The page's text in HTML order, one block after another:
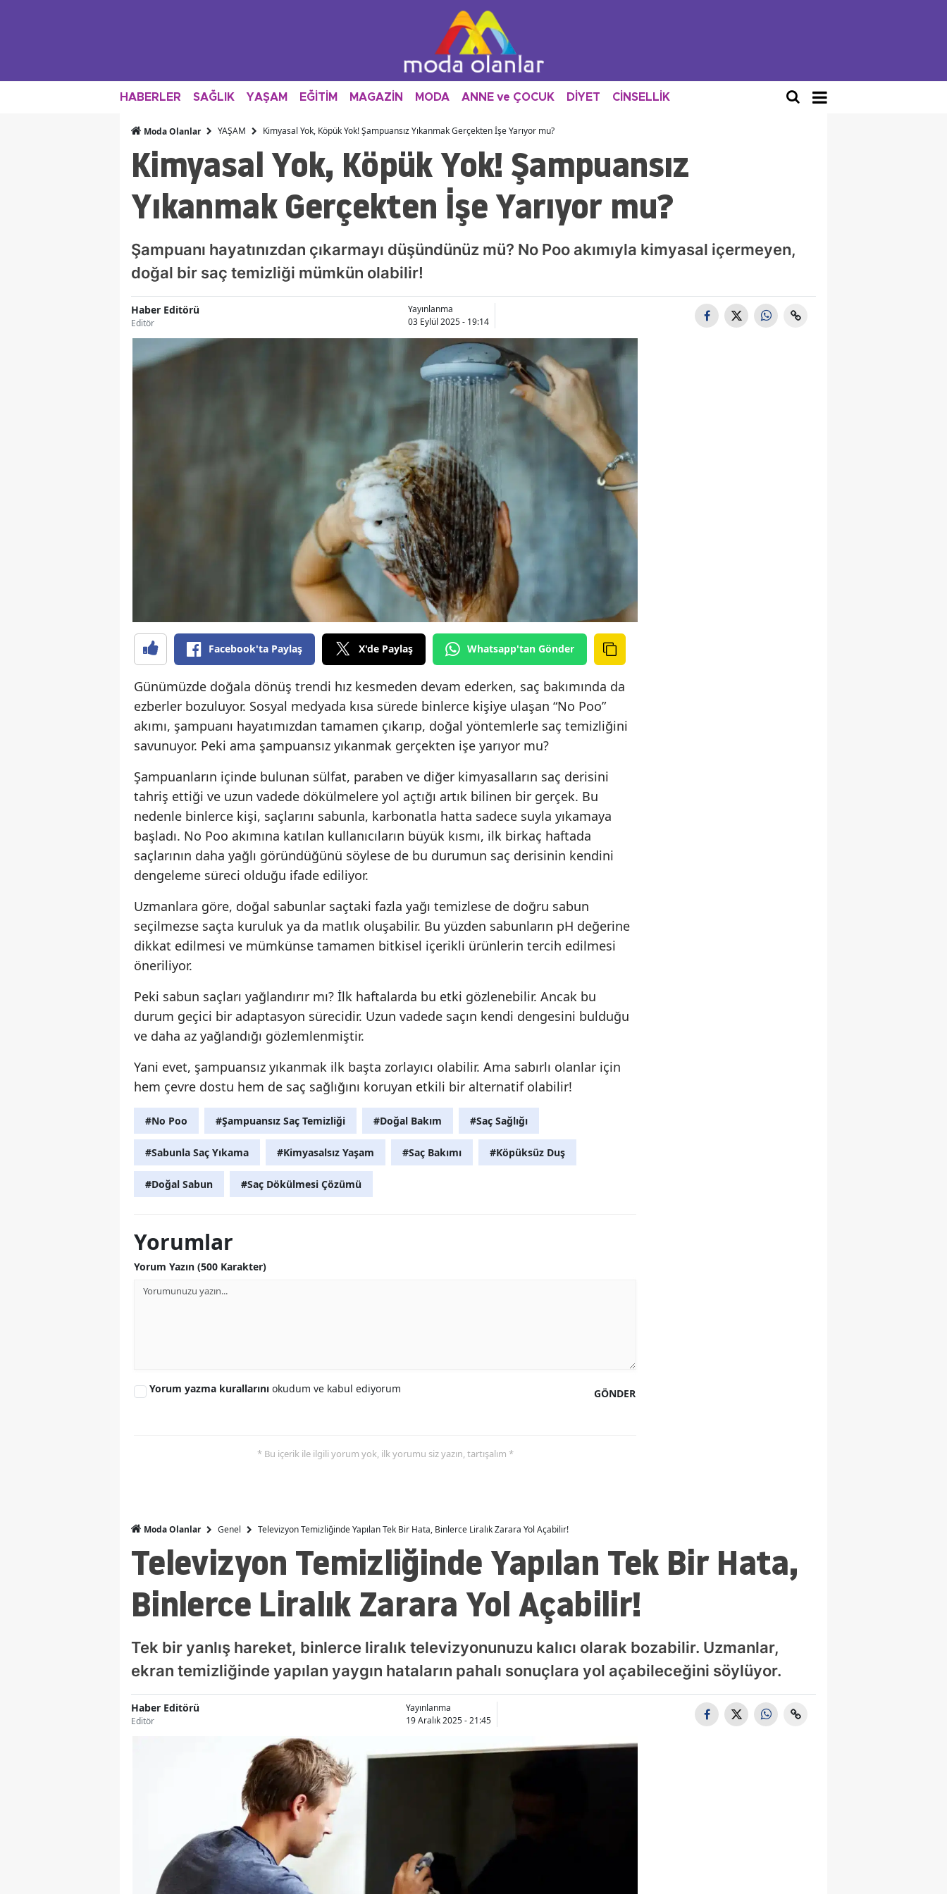
HABERLER SAĞLIK YAŞAM EĞİTİM MAGAZİN MODA ANNE ve ÇOCUK DİYET CİNSELLİK
Moda Olanlar YAŞAM Kimyasal Yok, Köpük Yok! Şampuansız Yıkanmak Gerçekten İşe Yarıyor mu?
Kimyasal Yok, Köpük Yok! Şampuansız
Yıkanmak Gerçekten İşe Yarıyor mu?
Şampuanı hayatınızdan çıkarmayı düşündünüz mü? No Poo akımıyla kimyasal içermeyen,
doğal bir saç temizliği mümkün olabilir!
Haber Editörü
Editör
Yayınlanma
03 Eylül 2025 - 19:14
Facebook'ta Paylaş X'de Paylaş Whatsapp'tan Gönder
Günümüzde doğala dönüş trendi hız kesmeden devam ederken, saç bakımında da
ezberler bozuluyor. Sosyal medyada kısa sürede binlerce kişiye ulaşan “No Poo”
akımı, şampuanı hayatımızdan tamamen çıkarıp, doğal yöntemlerle saç temizliğini
savunuyor. Peki ama şampuansız yıkanmak gerçekten işe yarıyor mu?
Şampuanların içinde bulunan sülfat, paraben ve diğer kimyasalların saç derisini
tahriş ettiği ve uzun vadede dökülmelere yol açtığı artık bilinen bir gerçek. Bu
nedenle binlerce kişi, saçlarını sabunla, karbonatla hatta sadece suyla yıkamaya
başladı. No Poo akımına katılan kullanıcıların büyük kısmı, ilk birkaç haftada
saçlarının daha yağlı göründüğünü söylese de bu durumun saç derisinin kendini
dengeleme süreci olduğu ifade ediliyor.
Uzmanlara göre, doğal sabunlar saçtaki fazla yağı temizlese de doğru sabun
seçilmezse saçta kuruluk ya da matlık oluşabilir. Bu yüzden sabunların pH değerine
dikkat edilmesi ve mümkünse tamamen bitkisel içerikli ürünlerin tercih edilmesi
öneriliyor.
Peki sabun saçları yağlandırır mı? İlk haftalarda bu etki gözlenebilir. Ancak bu
durum geçici bir adaptasyon sürecidir. Uzun vadede saçın kendi dengesini bulduğu
ve daha az yağlandığı gözlemlenmiştir.
Yani evet, şampuansız yıkanmak ilk başta zorlayıcı olabilir. Ama sabırlı olanlar için
hem çevre dostu hem de saç sağlığını koruyan etkili bir alternatif olabilir!
#No Poo #Şampuansız Saç Temizliği #Doğal Bakım #Saç Sağlığı
#Sabunla Saç Yıkama #Kimyasalsız Yaşam #Saç Bakımı #Köpüksüz Duş
#Doğal Sabun #Saç Dökülmesi Çözümü
Yorumlar
Yorum Yazın (500 Karakter)
GÖNDER
Yorum yazma kurallarını okudum ve kabul ediyorum
* Bu içerik ile ilgili yorum yok, ilk yorumu siz yazın, tartışalım *
Moda Olanlar Genel Televizyon Temizliğinde Yapılan Tek Bir Hata, Binlerce Liralık Zarara Yol Açabilir!
Televizyon Temizliğinde Yapılan Tek Bir Hata,
Binlerce Liralık Zarara Yol Açabilir!
Tek bir yanlış hareket, binlerce liralık televizyonunuzu kalıcı olarak bozabilir. Uzmanlar,
ekran temizliğinde yapılan yaygın hataların pahalı sonuçlara yol açabileceğini söylüyor.
Haber Editörü
Editör
Yayınlanma
19 Aralık 2025 - 21:45